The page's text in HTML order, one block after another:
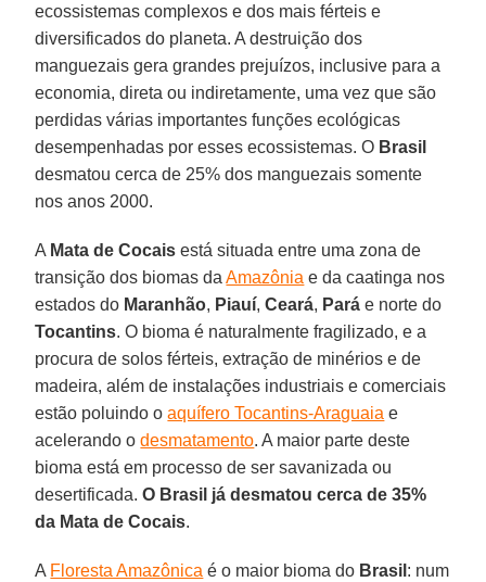
ecossistemas complexos e dos mais férteis e
diversificados do planeta. A destruição dos
manguezais gera grandes prejuízos, inclusive para a
economia, direta ou indiretamente, uma vez que são
perdidas várias importantes funções ecológicas
desempenhadas por esses ecossistemas. O Brasil
desmatou cerca de 25% dos manguezais somente
nos anos 2000.
A Mata de Cocais está situada entre uma zona de
transição dos biomas daAmazônia e da caatinga nos
estados do Maranhão, Piauí,Ceará, Pará e norte do
Tocantins. O bioma é naturalmente fragilizado, e a
procura de solos férteis, extração de minérios e de
madeira, além de instalações industriais e comerciais
estão poluindo oaquífero Tocantins-Araguaia e
acelerando odesmatamento. A maior parte deste
bioma está em processo de ser savanizada ou
desertificada.O Brasil já desmatou cerca de 35%
da Mata de Cocais.
A Floresta Amazônica é o maior bioma do Brasil : num